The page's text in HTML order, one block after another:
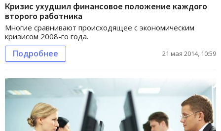
Кризис ухудшил финансовое положение каждого
второго работника
Многие сравнивают происходящее с экономическим
кризисом 2008-го года.
Подробнее 21 мая 2014, 10:59